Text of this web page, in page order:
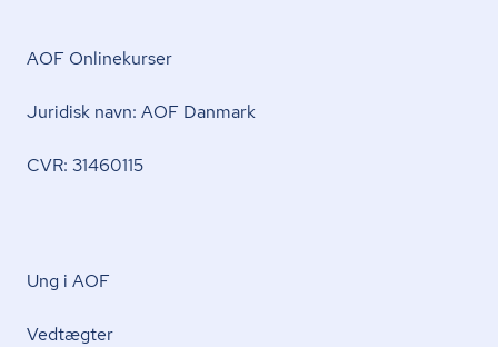
AOF Onlinekurser
Juridisk navn: AOF Danmark
CVR: 31460115
Ung i AOF
Vedtægter